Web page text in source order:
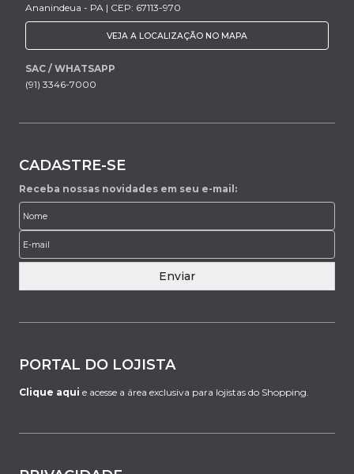
Ananindeua - PA | CEP: 67113-970
VEJA A LOCALIZAÇÃO NO MAPA
SAC / WHATSAPP
(91) 3346-7000
CADASTRE-SE
Receba nossas novidades em seu e-mail:
Enviar
PORTAL DO LOJISTA
Clique aqui e acesse a área exclusiva para lojistas do Shopping.